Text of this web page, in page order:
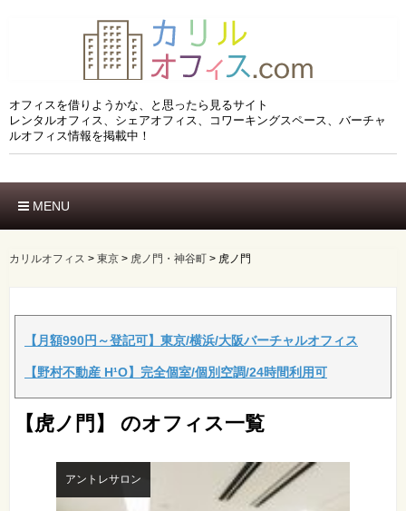
オフィスを借りようかな、と思ったら見るサイト
レンタルオフィス、シェアオフィス、コワーキングスペース、バーチャ
ルオフィス情報を掲載中！
MENU
特徴でさがす
カリルオフィス > 東京 > 虎ノ門・神谷町 > 虎ノ門
【月額990円～登記可】東京/横浜/大阪バーチャルオフィス
【野村不動産 H¹O】完全個室/個別空調/24時間利用可
【虎ノ門】 のオフィス一覧
アントレサロン